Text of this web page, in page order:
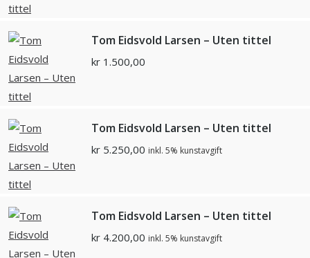
Tom Eidsvold Larsen – Uten tittel
kr 1.500,00
Tom Eidsvold Larsen – Uten tittel
kr 5.250,00 inkl. 5% kunstavgift
Tom Eidsvold Larsen – Uten tittel
kr 4.200,00 inkl. 5% kunstavgift